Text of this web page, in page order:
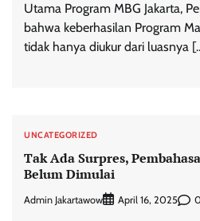
Utama Program MBG Jakarta,
bahwa keberhasilan Program
tidak hanya diukur dari luasnya
UNCATEGORIZED
Tak Ada Surpres,
Belum Dimulai
Admin Jakartawow April 16, 2025